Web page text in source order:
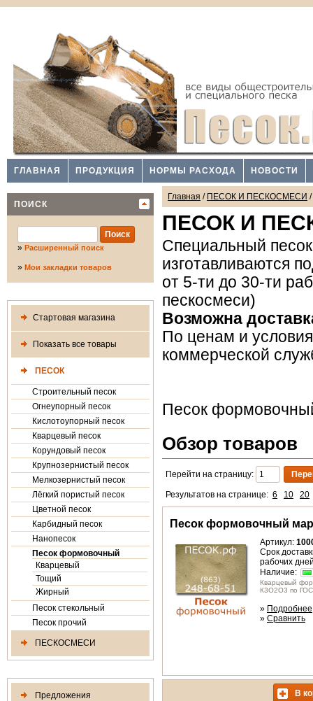
ГЛАВНАЯ ПРОДУКЦИЯ НОРМЫ РАСХОДА НОВОСТИ
ПОИСК
» Расширенный поиск
» Мои закладки товаров
Стартовая магазина
Показать все товары
ПЕСОК
Строительный песок
Огнеупорный песок
Кислотоупорный песок
Кварцевый песок
Корундовый песок
Крупнозернистый песок
Мелкозернистый песок
Лёгкий пористый песок
Цветной песок
Карбидный песок
Нанопесок
Песок формовочный
Кварцевый
Тощий
Жирный
Песок стекольный
Песок прочий
ПЕСКОСМЕСИ
Предложения
Главная / ПЕСОК И ПЕСКОСМЕСИ /
ПЕСОК И
Специальный
изготавливаются
от 5-ти до 30-ти
пескосмеси)
Возможна
По ценам и
коммерческой
Песок
Обзор товаров
Перейти на страницу:
Результатов на странице: 6 10 20
Песок формовочный
Артикул:
Срок
рабочих
Наличие:
Кварцевый
К3О2О3 по
» Подробнее
» Сравнить
В